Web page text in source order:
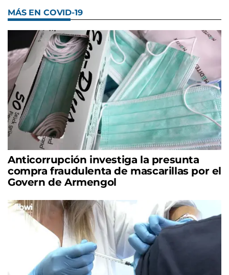
MÁS EN COVID-19
Anticorrupción investiga la presunta
compra fraudulenta de mascarillas por el
Govern de Armengol